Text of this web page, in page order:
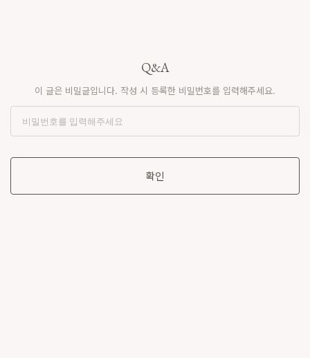
Q&A
이 글은 비밀글입니다. 작성 시 등록한 비밀번호를 입력해주세요.
확인